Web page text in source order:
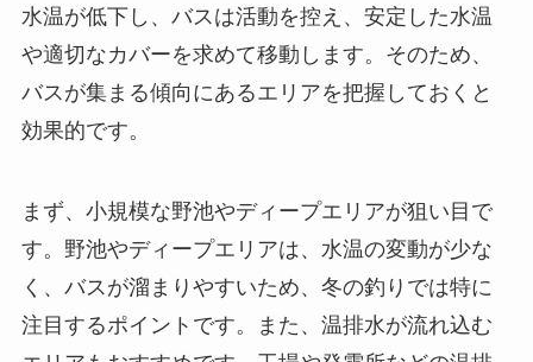
水温が低下し、バスは活動を控え、安定した水温
や適切なカバーを求めて移動します。そのため、
バスが集まる傾向にあるエリアを把握しておくと
効果的です。
まず、小規模な野池やディープエリアが狙い目で
す。野池やディープエリアは、水温の変動が少な
く、バスが溜まりやすいため、冬の釣りでは特に
注目するポイントです。また、温排水が流れ込む